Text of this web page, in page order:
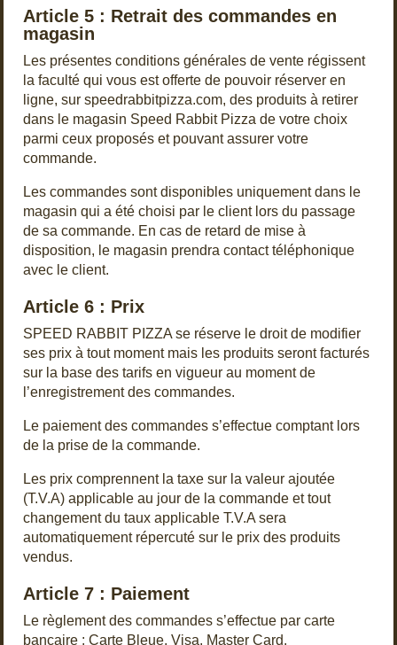
Article 5 : Retrait des commandes en
magasin
Les présentes conditions générales de vente régissent
la faculté qui vous est offerte de pouvoir réserver en
ligne, sur speedrabbitpizza.com, des produits à retirer
dans le magasin Speed Rabbit Pizza de votre choix
parmi ceux proposés et pouvant assurer votre
commande.
Les commandes sont disponibles uniquement dans le
magasin qui a été choisi par le client lors du passage
de sa commande. En cas de retard de mise à
disposition, le magasin prendra contact téléphonique
avec le client.
Article 6 : Prix
SPEED RABBIT PIZZA se réserve le droit de modifier
ses prix à tout moment mais les produits seront facturés
sur la base des tarifs en vigueur au moment de
l’enregistrement des commandes.
Le paiement des commandes s’effectue comptant lors
de la prise de la commande.
Les prix comprennent la taxe sur la valeur ajoutée
(T.V.A) applicable au jour de la commande et tout
changement du taux applicable T.V.A sera
automatiquement répercuté sur le prix des produits
vendus.
Article 7 : Paiement
Le règlement des commandes s’effectue par carte
bancaire : Carte Bleue, Visa, Master Card.